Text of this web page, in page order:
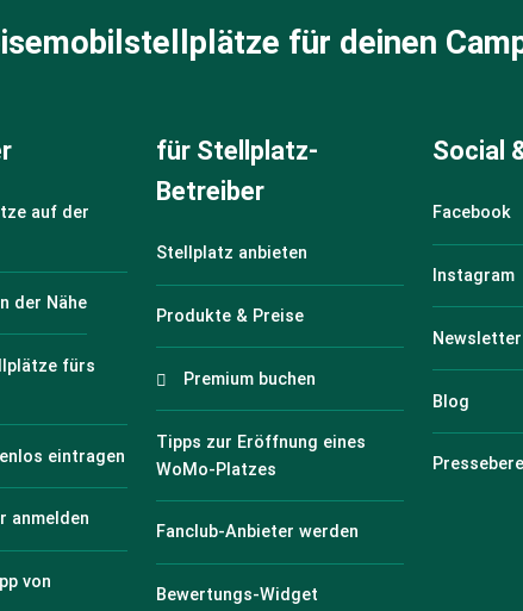
für deinen
auf der
der Nähe
fürs
eintragen
anmelden
von
für Stellplatz-
Betreiber
Stellplatz anbieten
Produkte & Preise
Premium buchen
Tipps zur Eröffnung eines
WoMo-Platzes
Fanclub-Anbieter werden
Bewertungs-Widget
Social
Facebook
Instagram
Newsletter
Blog